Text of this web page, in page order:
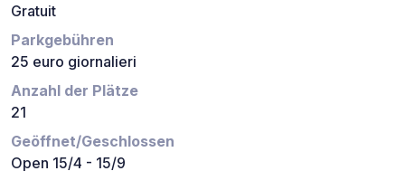
Gratuit
Parkgebühren
25 euro giornalieri
Anzahl der Plätze
21
Geöffnet/Geschlossen
Open 15/4 - 15/9